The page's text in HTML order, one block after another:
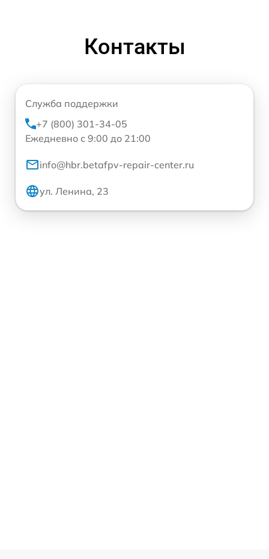
Контакты
Служба поддержки
+7 (800) 301-34-05
Ежедневно с 9:00 до 21:00
info@hbr.betafpv-repair-center.ru
ул. Ленина, 23